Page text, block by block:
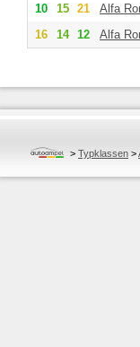
10
15 21 Alfa
16
14 12 Alfa
> Typklassen >